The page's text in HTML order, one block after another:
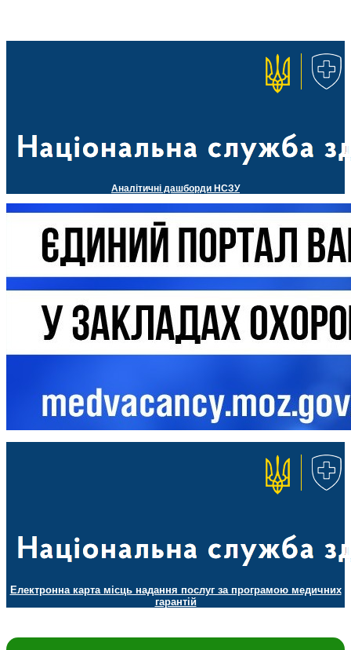
Аналітичні дашборди НСЗУ
Електронна карта місць надання послуг за програмою медичних
гарантій